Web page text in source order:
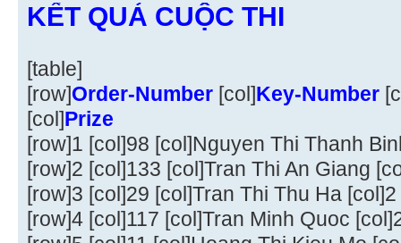
KẾT QUẢ CUỘC THI
[table]
[row]Order-Number [col]Key-Number
[col]Prize
[row]1 [col]98 [col]Nguyen Thi Thanh
[row]2 [col]133 [col]Tran Thi An Giang
[row]3 [col]29 [col]Tran Thi Thu Ha
[row]4 [col]117 [col]Tran Minh Quoc